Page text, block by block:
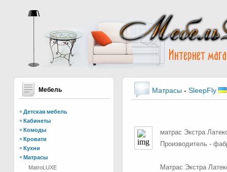
Мебель
Детская мебель
Кабинеты
Комоды
Кровати
Кухни
Матрасы
MatroLUXE
Матрасы - SleepFly
матрас Экстра
Производитель -
Матрас Экстра